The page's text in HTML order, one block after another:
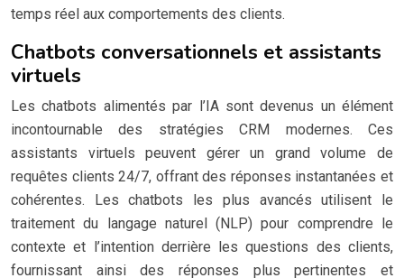
temps réel aux comportements des clients.
Chatbots conversationnels et assistants
virtuels
Les chatbots alimentés par l’IA sont devenus un élément
incontournable des stratégies CRM modernes. Ces
assistants virtuels peuvent gérer un grand volume de
requêtes clients 24/7, offrant des réponses instantanées et
cohérentes. Les chatbots les plus avancés utilisent le
traitement du langage naturel (NLP) pour comprendre le
contexte et l’intention derrière les questions des clients,
fournissant ainsi des réponses plus pertinentes et